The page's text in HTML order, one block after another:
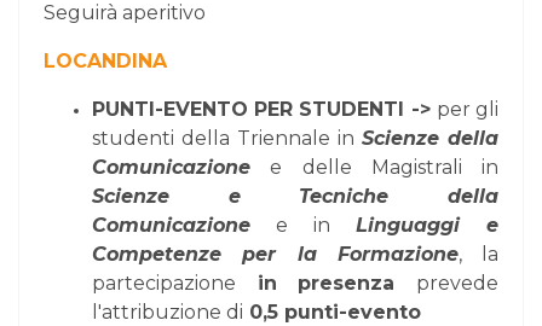
Seguirà aperitivo
LOCANDINA
PUNTI-EVENTO PER STUDENTI -> per gli
studenti della Triennale in Scienze della
Comunicazione e delle Magistrali in
Scienze e Tecniche della
Comunicazione e in Linguaggi e
Competenze per la Formazione, la
partecipazione in presenza prevede
l'attribuzione di 0,5 punti-evento